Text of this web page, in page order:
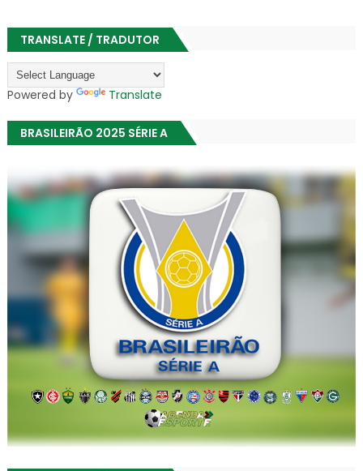
TRANSLATE / TRADUTOR
Powered by Translate
BRASILEIRÃO 2025 SÉRIE A